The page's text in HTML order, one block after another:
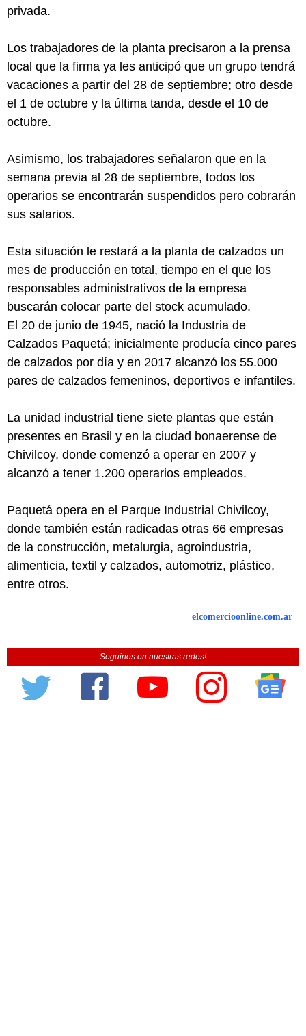
privada.
Los trabajadores de la planta precisaron a la prensa
local que la firma ya les anticipó que un grupo tendrá
vacaciones a partir del 28 de septiembre; otro desde
el 1 de octubre y la última tanda, desde el 10 de
octubre.
Asimismo, los trabajadores señalaron que en la
semana previa al 28 de septiembre, todos los
operarios se encontrarán suspendidos pero cobrarán
sus salarios.
Esta situación le restará a la planta de calzados un
mes de producción en total, tiempo en el que los
responsables administrativos de la empresa
buscarán colocar parte del stock acumulado.
El 20 de junio de 1945, nació la Industria de
Calzados Paquetá; inicialmente producía cinco pares
de calzados por día y en 2017 alcanzó los 55.000
pares de calzados femeninos, deportivos e infantiles.
La unidad industrial tiene siete plantas que están
presentes en Brasil y en la ciudad bonaerense de
Chivilcoy, donde comenzó a operar en 2007 y
alcanzó a tener 1.200 operarios empleados.
Paquetá opera en el Parque Industrial Chivilcoy,
donde también están radicadas otras 66 empresas
de la construcción, metalurgia, agroindustria,
alimenticia, textil y calzados, automotriz, plástico,
entre otros.
elcomercioonline.com.ar
Seguinos en nuestras redes!